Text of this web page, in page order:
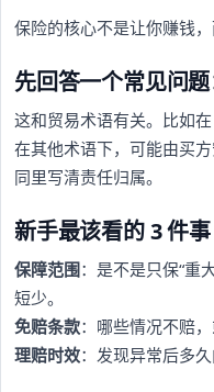
保险的核心不是让你赚钱
先回答一个常见问
这和贸易术语有关。比如
在其他术语下，可能由买
同里写清责任归属。
新手最该看的 3 件事
保障范围：是不是只保“重
短少。
免赔条款：哪些情况不赔，
理赔时效：发现异常后多